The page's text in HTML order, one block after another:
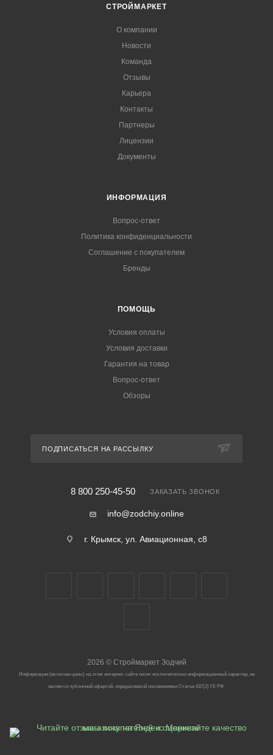
СТРОЙМАРКЕТ
О компании
Новости
Команда
Отзывы
Карьера
Контакты
Партнеры
Лицензии
Документы
ИНФОРМАЦИЯ
Вопрос-ответ
Политика конфиденциальности
Соглашение с покупателем
Бренды
ПОМОЩЬ
Условия оплаты
Условия доставки
Гарантия на товар
Вопрос-ответ
Обзоры
ПОДПИСАТЬСЯ НА РАССЫЛКУ
8 800 250-45-50 ЗАКАЗАТЬ ЗВОНОК
info@zodchiy.online
г. Крымск, ул. Авиационная, с8
2026 ©Строймаркет Зодчий
Информация (включая цены) на этом интернет-сайте носит исключительно информационный характер, не
является публичной офертой, определяемой положениями Статьи 437(2) ГК РФ.